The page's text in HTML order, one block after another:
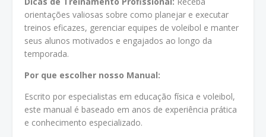
orientações valiosas sobre como planejar e executar
treinos eficazes, gerenciar equipes de voleibol e manter
seus alunos motivados e engajados ao longo da
temporada.
Por que escolher nosso Manual:
Escrito por especialistas em educação física e voleibol,
este manual é baseado em anos de experiência prática
e conhecimento especializado.